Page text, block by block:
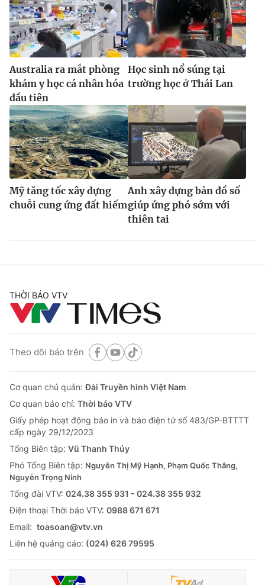
Australia ra mắt phòng
khám y học cá nhân hóa
đầu tiên
Học sinh nổ súng tại
trường học ở Thái Lan
Mỹ tăng tốc xây dựng
chuỗi cung ứng đất hiếm
Anh xây dựng bản đồ số
giúp ứng phó sớm với
thiên tai
THỜI BÁO VTV
Theo dõi báo trên
Cơ quan chủ quản:Đài Truyền hình Việt Nam
Cơ quan báo chí: Thời báo VTV
Giấy phép hoạt động báo in và báo điện tử số 483/GP-BTTTT
cấp ngày 29/12/2023
Tổng Biên tập: Vũ Thanh Thủy
Phó Tổng Biên tập: Nguyễn Thị Mỹ Hạnh, Phạm Quốc Thắng,
Nguyễn Trọng Ninh
Tổng đài VTV: 024.38 355 931 - 024.38 355 932
Ðiện thoại Thời báo VTV: 0988 671 671
Email: toasoan@vtv.vn
Liên hệ quảng cáo: (024) 626 79595